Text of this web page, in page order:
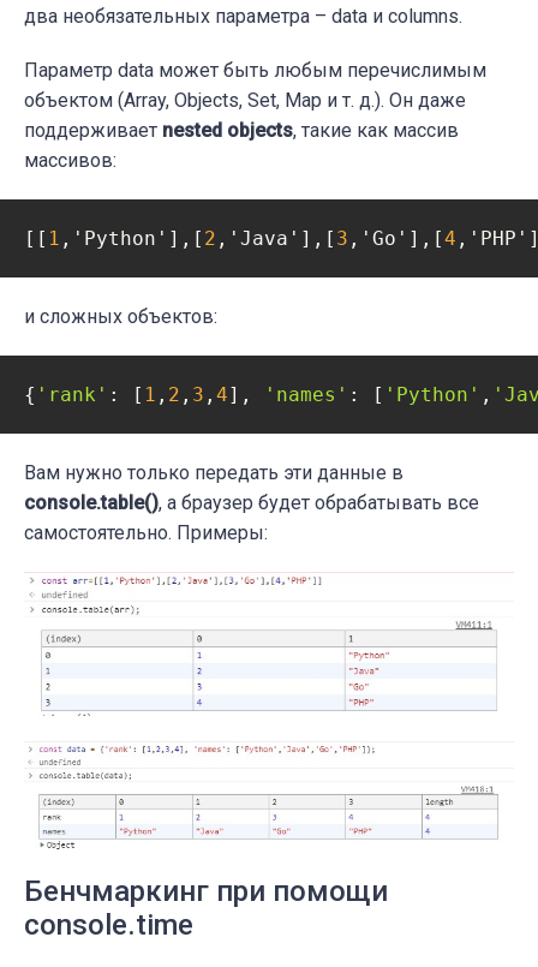
два необязательных параметра – data и columns.
Параметр data может быть любым перечислимым
объектом (Array, Objects, Set, Map и т. д.). Он даже
поддерживает nested objects, такие как массив
массивов:
[[ 1 ,'Python'],[ 2 ,'Java'],[ 3 ,'Go'],[4
и сложных объектов:
{ 'rank' : [ 1 , 2 , 3 , 4], 'names' : [ 'Python' ,
Вам нужно только передать эти данные в
console.table(), а браузер будет обрабатывать все
самостоятельно. Примеры:
Бенчмаркинг при помощи
console.time